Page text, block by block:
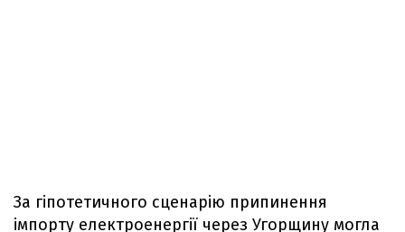
За гіпотетичного сценарію припинення
імпорту електроенергії через Угорщину могла